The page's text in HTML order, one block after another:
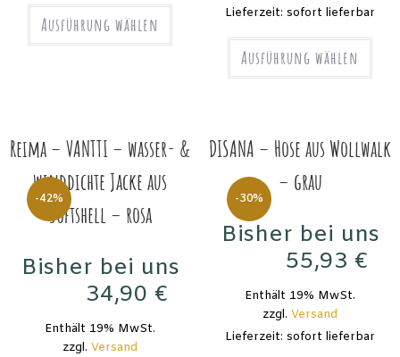
Ausführung wählen
Lieferzeit: sofort lieferbar
Ausführung wählen
-42%
Reima – VANTTI – wasser- &
winddichte Jacke aus
Softshell – rosa
Bisher bei uns
34,90 €
Enthält 19% MwSt.
zzgl. Versand
-30%
DISANA – Hose aus Wollwalk
– grau
Bisher bei uns
55,93 €
Enthält 19% MwSt.
zzgl. Versand
Lieferzeit: sofort lieferbar